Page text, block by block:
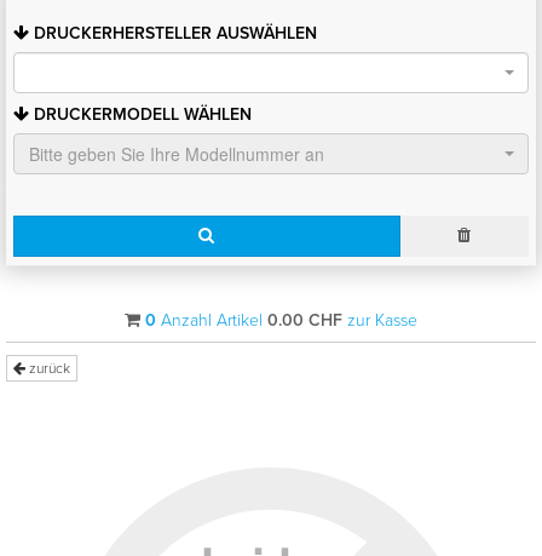
DRUCKERHERSTELLER AUSWÄHLEN
DRUCKERMODELL WÄHLEN
Bitte geben Sie Ihre Modellnummer an
0 Anzahl Artikel 0.00 CHF zur Kasse
zurück